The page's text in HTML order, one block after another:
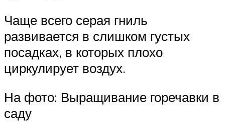
Чаще всего серая гниль
развивается в слишком густых
посадках, в которых плохо
циркулирует воздух.
На фото: Выращивание горечавки в
саду